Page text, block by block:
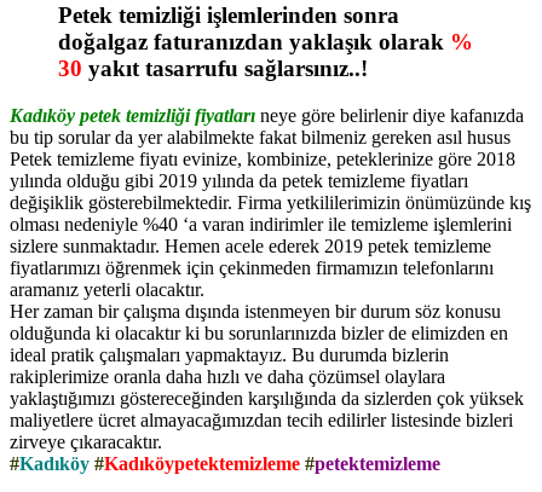
Petek temizliği işlemlerinden sonra
doğalgaz faturanızdan yaklaşık olarak %
30 yakıt tasarrufu sağlarsınız..!
Kadıköy petek temizliği fiyatları neye göre belirlenir diye kafanızda
bu tip sorular da yer alabilmekte fakat bilmeniz gereken asıl husus
Petek temizleme fiyatı evinize, kombinize, peteklerinize göre 2018
yılında olduğu gibi 2019 yılında da petek temizleme fiyatları
değişiklik gösterebilmektedir. Firma yetkililerimizin önümüzünde kış
olması nedeniyle %40 ‘a varan indirimler ile temizleme işlemlerini
sizlere sunmaktadır. Hemen acele ederek 2019 petek temizleme
fiyatlarımızı öğrenmek için çekinmeden firmamızın telefonlarını
aramanız yeterli olacaktır.
Her zaman bir çalışma dışında istenmeyen bir durum söz konusu
olduğunda ki olacaktır ki bu sorunlarınızda bizler de elimizden en
ideal pratik çalışmaları yapmaktayız. Bu durumda bizlerin
rakiplerimize oranla daha hızlı ve daha çözümsel olaylara
yaklaştığımızı göstereceğinden karşılığında da sizlerden çok yüksek
maliyetlere ücret almayacağımızdan tecih edilirler listesinde bizleri
zirveye çıkaracaktır.
#Kadıköy #Kadıköypetektemizleme #petektemizleme